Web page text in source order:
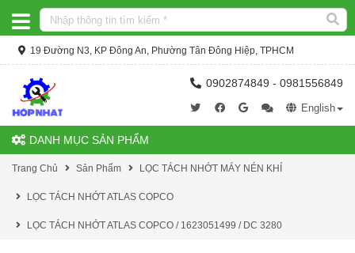
19 Đường N3, KP Đông An, Phường Tân Đông Hiệp, TPHCM
0902874849 - 0981556849
English
DANH MỤC SẢN PHẨM
Trang Chủ Sản Phẩm LỌC TÁCH NHỚT MÁY NÉN KHÍ
LỌC TÁCH NHỚT ATLAS COPCO
LỌC TÁCH NHỚT ATLAS COPCO / 1623051499 / DC 3280